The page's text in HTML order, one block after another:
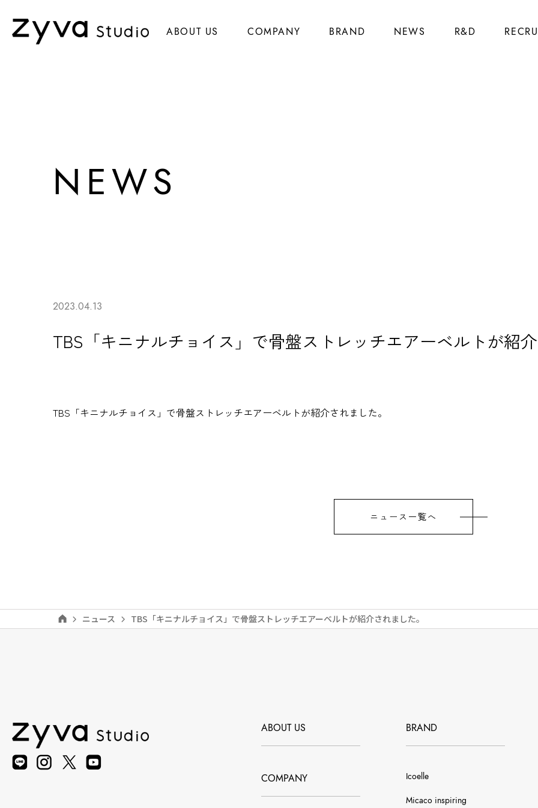
ABOUT US COMPANY BRAND NEWS R&D
NEWS
2023.04.13
TBS「キニナルチョイス」で骨盤ストレッチエアーベルトが紹介
TBS「キニナルチョイス」で骨盤ストレッチエアーベルトが紹介されました。
ニュース一覧へ
ニュース TBS「キニナルチョイス」で骨盤ストレッチエアーベルトが紹介されました。
ABOUT US
COMPANY
BRAND
Icoelle
Micaco inspiring